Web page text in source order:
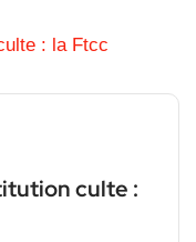
culte :